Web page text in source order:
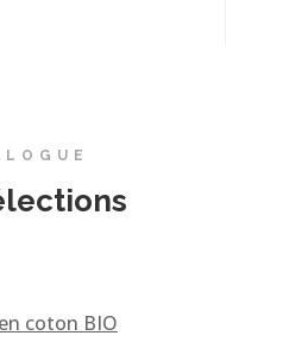
coton BIO